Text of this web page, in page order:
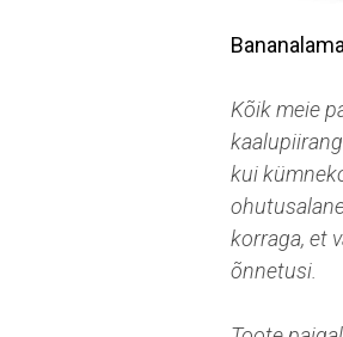
Kõik meie
kui
korraga, et
õnnetusi.